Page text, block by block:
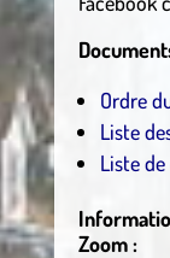
Ordre
Liste
Liste
Zoom :